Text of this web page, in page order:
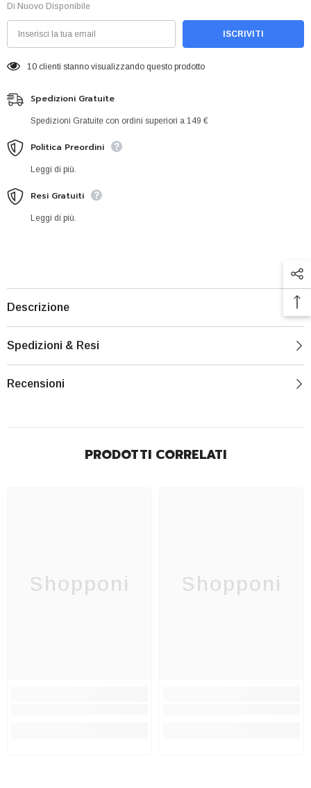
Di Nuovo Disponibile
ISCRIVITI
10 clienti stanno visualizzando questo prodotto
Spedizioni Gratuite
Spedizioni Gratuite con ordini superiori a 149 €
Politica Preordini
Leggi di più.
Resi Gratuiti
Leggi di più.
Descrizione
Spedizioni & Resi
Recensioni
PRODOTTI CORRELATI
Shopponi Shopponi